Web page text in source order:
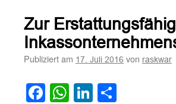
Zur
Publiziert am 17. Juli 2016 von raskwar
Facebook
WhatsApp
LinkedIn